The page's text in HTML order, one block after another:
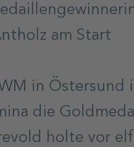
am Start
in Östersund
die
holte vor